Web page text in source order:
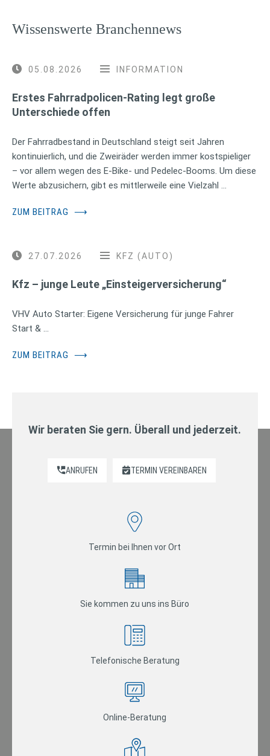
Wissenswerte Branchennews
05.08.2026 INFORMATION
Erstes Fahrradpolicen-Rating legt große
Unterschiede offen
Der Fahrradbestand in Deutschland steigt seit Jahren
kontinuierlich, und die Zweiräder werden immer kostspieliger
– vor allem wegen des E-Bike- und Pedelec-Booms. Um diese
Werte abzusichern, gibt es mittlerweile eine Vielzahl …
ZUM BEITRAG ⟶
27.07.2026 KFZ (AUTO)
Kfz – junge Leute „Einsteigerversicherung“
VHV Auto Starter: Eigene Versicherung für junge Fahrer
Start & …
ZUM BEITRAG ⟶
Wir beraten Sie gern. Überall und jederzeit.
ANRUFEN TERMIN VEREINBAREN
Termin bei Ihnen vor Ort
Sie kommen zu uns ins Büro
Telefonische Beratung
Online-Beratung